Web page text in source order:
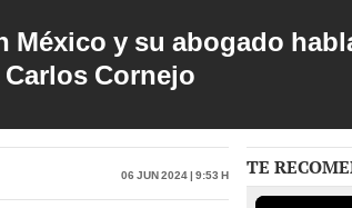
México y su abogado
Cornejo
06 Jun 2024 | 9:53 h TE